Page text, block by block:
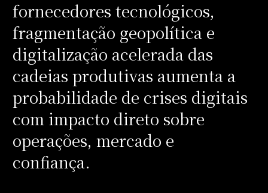
fornecedores tecnológicos,
fragmentação geopolítica e
digitalização acelerada das
cadeias produtivas aumenta a
probabilidade de crises digitais
com impacto direto sobre
operações, mercado e
confiança.